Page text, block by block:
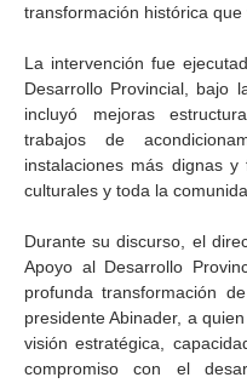
transformación histórica que
La intervención fue
Desarrollo Provincial, bajo
incluyó mejoras
trabajos de
instalaciones más dignas
culturales y toda la
Durante su discurso, el
Apoyo al Desarrollo
profunda transformación
presidente Abinader, a
visión estratégica,
compromiso con el